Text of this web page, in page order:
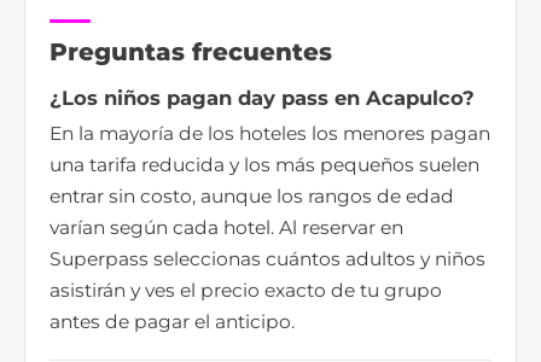
Preguntas frecuentes
¿Los niños pagan day pass en Acapulco?
En la mayoría de los hoteles los menores pagan
una tarifa reducida y los más pequeños suelen
entrar sin costo, aunque los rangos de edad
varían según cada hotel. Al reservar en
Superpass seleccionas cuántos adultos y niños
asistirán y ves el precio exacto de tu grupo
antes de pagar el anticipo.